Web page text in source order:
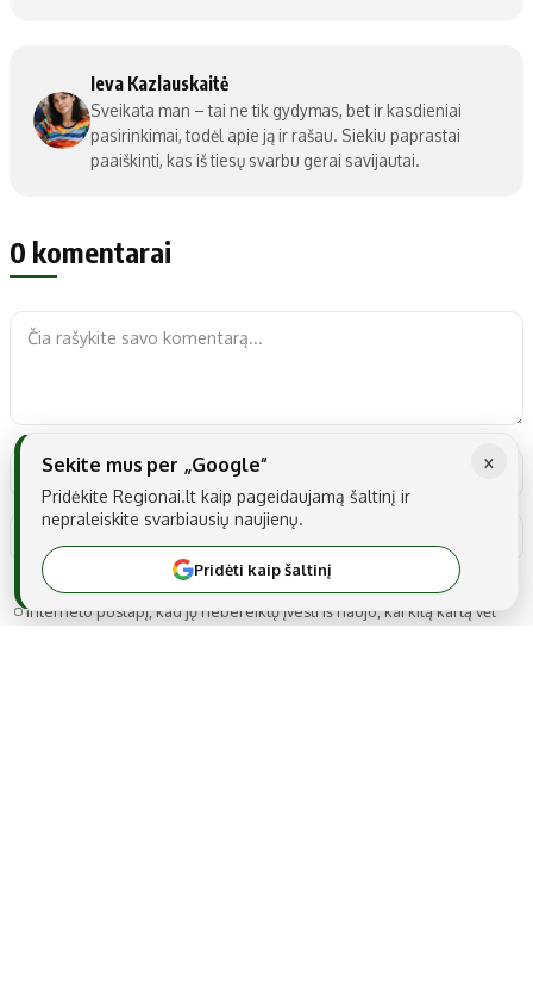
Ieva Kazlauskaitė
Sveikata man – tai ne tik gydymas, bet ir kasdieniai
pasirinkimai, todėl apie ją ir rašau. Siekiu paprastai
paaiškinti, kas iš tiesų svarbu gerai savijautai.
0 komentarai
Noriu savo interneto naršyklėje išsaugoti vardą, el. pašto adresą ir
interneto puslapį, kad jų nebereiktų įvesti iš naujo, kai kitą kartą vėl
×
Sekite mus per „Google“
Pridėkite Regionai.lt kaip pageidaujamą šaltinį ir
nepraleiskite svarbiausių naujienų.
Pridėti kaip šaltinį